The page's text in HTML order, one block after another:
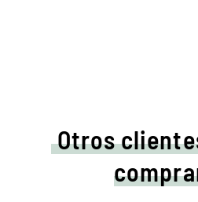
Otros